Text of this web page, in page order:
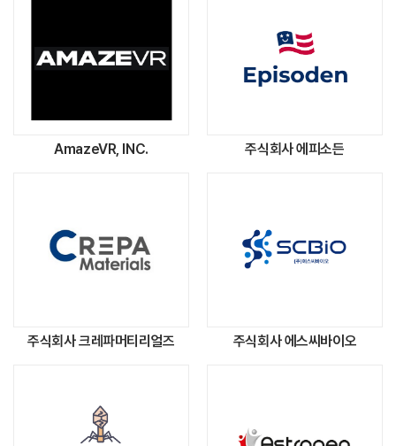
AmazeVR, INC. 주식회사 에피소든
주식회사 크레파머티리얼즈 주식회사 에스씨바이오